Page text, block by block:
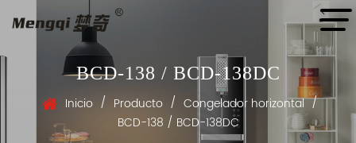
BCD-138 / BCD-138DC
Inicio / Producto / Congelador horizontal /
BCD-138 / BCD-138DC